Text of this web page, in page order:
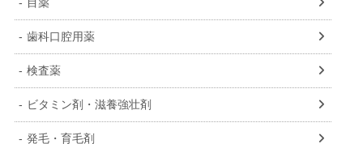
目薬
歯科口腔用薬
検査薬
ビタミン剤・滋養強壮剤
発毛・育毛剤